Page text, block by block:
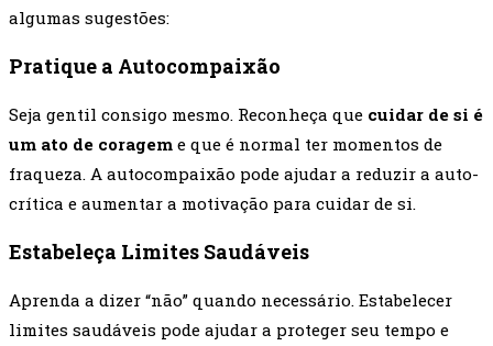
algumas sugestões:
Pratique a Autocompaixão
Seja gentil consigo mesmo. Reconheça que cuidar de si é
um ato de coragem e que é normal ter momentos de
fraqueza. A autocompaixão pode ajudar a reduzir a auto-
crítica e aumentar a motivação para cuidar de si.
Estabeleça Limites Saudáveis
Aprenda a dizer “não” quando necessário. Estabelecer
limites saudáveis pode ajudar a proteger seu tempo e